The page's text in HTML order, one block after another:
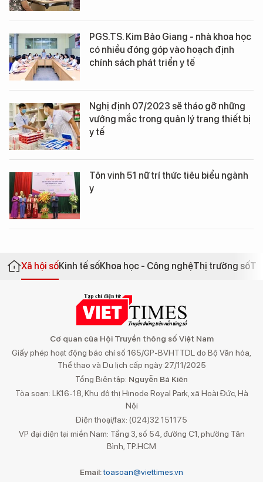
PGS.TS. Kim Bảo Giang - nhà khoa học
có nhiều đóng góp vào hoạch định
chính sách phát triển y tế
Nghị định 07/2023 sẽ tháo gỡ những
vướng mắc trong quản lý trang thiết bị
y tế
Tôn vinh 51 nữ trí thức tiêu biểu ngành
y
Xã hội sốKinh tế sốKhoa học - Công nghệThị trường số
Cơ quan của Hội Truyền thông số Việt Nam
Giấy phép hoạt động báo chí số 165/GP-BVHTTDL do Bộ Văn hóa,
Thể thao và Du lịch cấp ngày 27/11/2025
Tổng Biên tập: Nguyễn Bá Kiên
Tòa soạn: LK16-18, Khu đô thị Hinode Royal Park, xã Hoài Đức, Hà
Nội
Điện thoại/fax: (024)32 151175
VP đại diện tại miền Nam: Tầng 3, số 54, đường C1, phường Tân
Bình, TP.HCM
Email:toasoan@viettimes.vn